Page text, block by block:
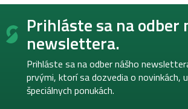
Z
Prihláste sa na odber
newslettera.
Prihláste sa na odber nášho
prvými, ktorí sa dozvedia o novinkách,
špeciálnych ponukách.